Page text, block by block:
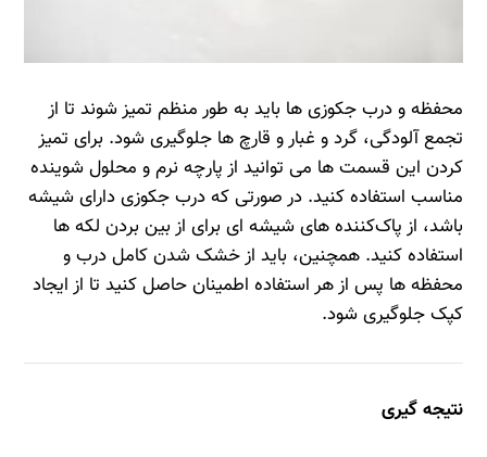
محفظه و درب جکوزی‌ ها باید به طور منظم تمیز شوند تا از
تجمع آلودگی، گرد و غبار و قارچ‌ ها جلوگیری شود. برای تمیز
کردن این قسمت‌ ها می‌ توانید از پارچه نرم و محلول شوینده
مناسب استفاده کنید. در صورتی که درب جکوزی دارای شیشه
باشد، از پاک‌کننده‌ های شیشه‌ ای برای از بین بردن لکه‌ ها
استفاده کنید. همچنین، باید از خشک شدن کامل درب و
محفظه‌ ها پس از هر استفاده اطمینان حاصل کنید تا از ایجاد
کپک جلوگیری شود.
نتیجه‌ گیری